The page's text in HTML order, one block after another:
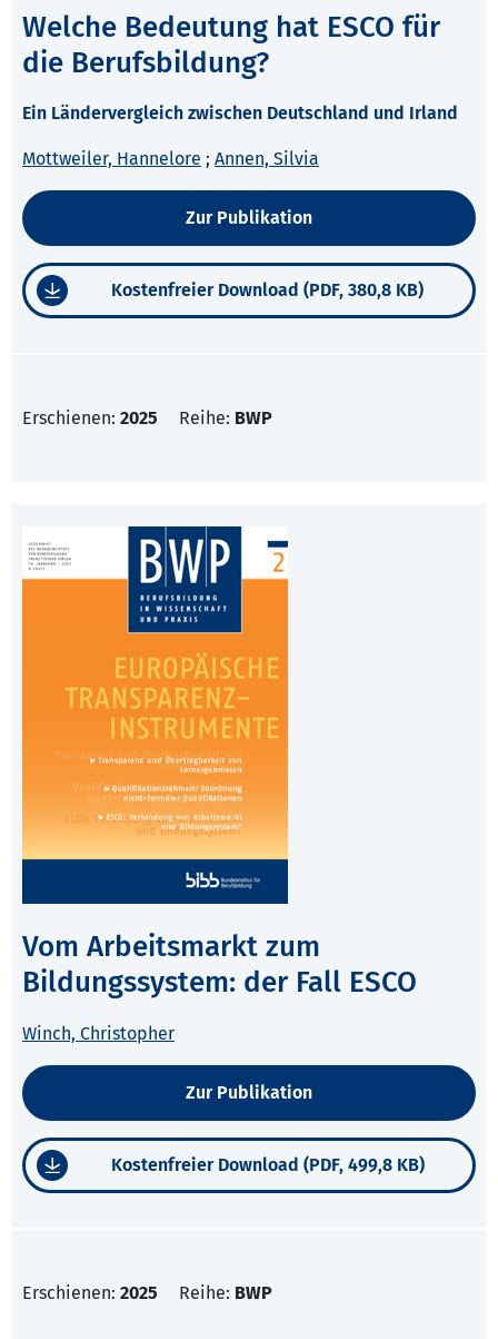
Welche Bedeutung hat ESCO für
die Berufsbildung?
Ein Ländervergleich zwischen Deutschland und Irland
Mottweiler, Hannelore ; Annen, Silvia
Zur Publikation
Kostenfreier Download (PDF, 380,8 KB)
Erschienen: 2025 Reihe: BWP
Vom Arbeitsmarkt zum
Bildungssystem: der Fall ESCO
Winch, Christopher
Zur Publikation
Kostenfreier Download (PDF, 499,8 KB)
Erschienen: 2025 Reihe: BWP